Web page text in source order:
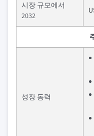
시장 규모에서
2032
성장 동력